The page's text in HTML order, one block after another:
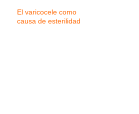
El varicocele como
causa de esterilidad